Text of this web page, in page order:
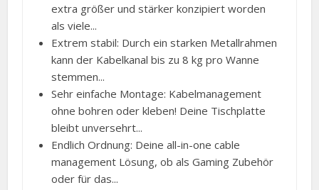
extra größer und stärker konzipiert worden
als viele...
Extrem stabil: Durch ein starken Metallrahmen
kann der Kabelkanal bis zu 8 kg pro Wanne
stemmen...
Sehr einfache Montage: Kabelmanagement
ohne bohren oder kleben! Deine Tischplatte
bleibt unversehrt...
Endlich Ordnung: Deine all-in-one cable
management Lösung, ob als Gaming Zubehör
oder für das...